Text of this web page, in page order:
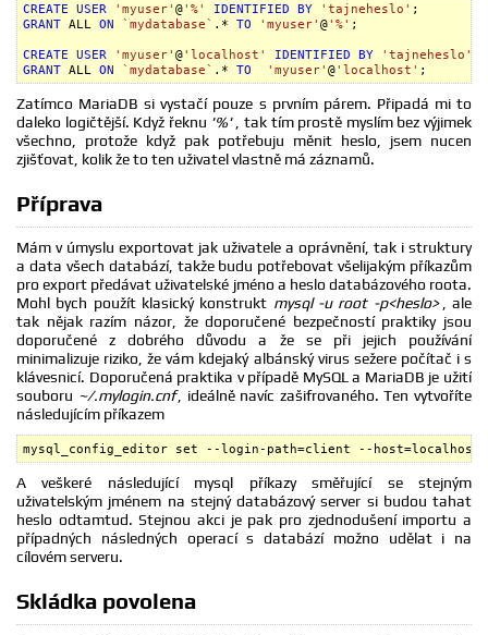
CREATE USER 'myuser' @'%' IDENTIFIED BY 'tajneheslo'
GRANT ALL ON `mydatabase` .* TO 'myuser' @'%' ;
CREATE USER 'myuser' @'localhost' IDENTIFIED BY 'tajneheslo'
GRANT ALL ON `mydatabase` .* TO 'myuser' @'localhost' ;
Zatímco MariaDB si vystačí pouze s prvním párem. Připadá mi to
daleko logičtější. Když řeknu '%'
, tak tím prostě myslím bez výjimek
všechno, protože když pak potřebuju měnit heslo, jsem nucen
zjišťovat, kolik že to ten uživatel vlastně má záznamů.
Příprava
Mám v úmyslu exportovat jak uživatele a oprávnění, tak i struktury
a data všech databází, takže budu potřebovat všelijakým příkazům
pro export předávat uživatelské jméno a heslo databázového roota.
Mohl bych použít klasický konstrukt mysql -u root -p<heslo>
, ale
tak nějak razím názor, že doporučené bezpečností praktiky jsou
doporučené z dobrého důvodu a že se při jejich používání
minimalizuje riziko, že vám kdejaký albánský virus sežere počítač i s
klávesnicí. Doporučená praktika v případě MySQL a MariaDB je užití
souboru ~/.mylogin.cnf, ideálně navíc zašifrovaného. Ten vytvoříte
následujícím příkazem
mysql_config_editor set --login-path=client --host=localhost
A veškeré následující mysql příkazy směřující se stejným
uživatelským jménem na stejný databázový server si budou tahat
heslo odtamtud. Stejnou akci je pak pro zjednodušení importu a
případných následných operací s databází možno udělat i na
cílovém serveru.
Skládka povolena